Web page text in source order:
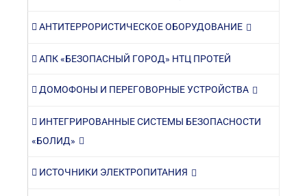
АНТИТЕРРОРИСТИЧЕСКОЕ ОБОРУДОВАНИЕ
АПК «БЕЗОПАСНЫЙ ГОРОД» НТЦ ПРОТЕЙ
ДОМОФОНЫ И ПЕРЕГОВОРНЫЕ УСТРОЙСТВА
ИНТЕГРИРОВАННЫЕ СИСТЕМЫ БЕЗОПАСНОСТИ
«БОЛИД»
ИСТОЧНИКИ ЭЛЕКТРОПИТАНИЯ